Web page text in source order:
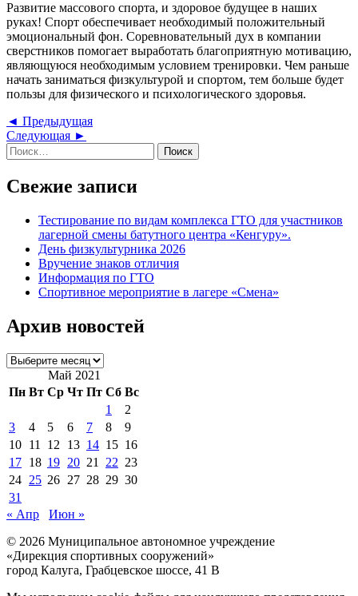
Развитие массового спорта, и здоровое будущее в наших
руках! Спорт обеспечивает необходимый положительный
эмоциональный фон. Соревновательный дух в компании
сверстников помогает выработать благоприятную мотивацию,
являющуюся необходимым условием тренировки. Чем раньше
начать заниматься физкультурой и спортом, тем больше будет
пользы для физического и психологического здоровья.
Навигация
по
◄ ПредыдущаяПредыдущая
Следующая ►
Найти:
Свежие записи
Тестирование по видам комплекса ГТО для участников
лагерной смены батутного центра «Кенгуру».
День физкультурника 2026
Вручение знаков отличия
Информация по ГТО
Спортивное мероприятие в лагере «Смена»
Архив новостей
Архив
новостейМай 2021
Пн Вт Ср Чт Пт Сб Вс
1
2
3
4 5 6 7 8
9
10 11 12 13 14 15 16
17 18 19 20 21 22 23
24 25 26 27 28 29 30
31
« Апр
Июн »
© 2026 Муниципальное автономное учреждение
«Дирекция спортивных сооружений»
город Калуга, Грабцевское шоссе, 41 В